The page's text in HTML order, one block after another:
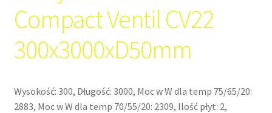
Compact Ventil CV22
300x3000xD50mm
Wysokość: 300, Długość: 3000, Moc w W dla temp 75/65/20:
2883, Moc w W dla temp 70/55/20: 2309, Ilość płyt: 2,